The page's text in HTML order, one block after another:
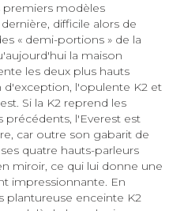
premiers modèles
difficile alors de
« demi-portions » de la
la maison
les deux plus hauts
l'opulente K2 et
Si la K2 reprend les
précédents, l'Everest est
car outre son gabarit de
quatre hauts-parleurs
miroir, ce qui lui donne une
impressionnante. En
plantureuse enceinte K2